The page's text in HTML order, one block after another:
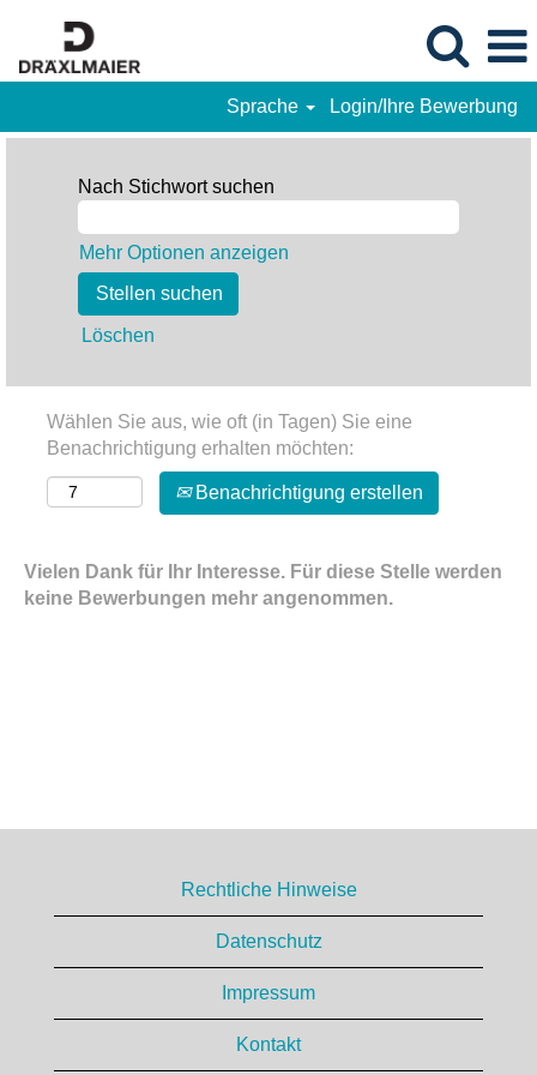
Sprache Login/Ihre Bewerbung
Nach Stichwort suchen
Mehr Optionen anzeigen
Löschen
Wählen Sie aus, wie oft (in Tagen) Sie eine
Benachrichtigung erhalten möchten:
Benachrichtigung erstellen
Vielen Dank für Ihr Interesse. Für diese Stelle werden
keine Bewerbungen mehr angenommen.
Rechtliche Hinweise
Datenschutz
Impressum
Kontakt